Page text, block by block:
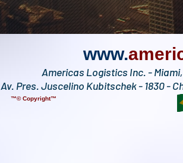
www.
Americas Logistics Inc. - Miami,
Av. Pres. Juscelino Kubitschek - 1830 -
™© Copyright™